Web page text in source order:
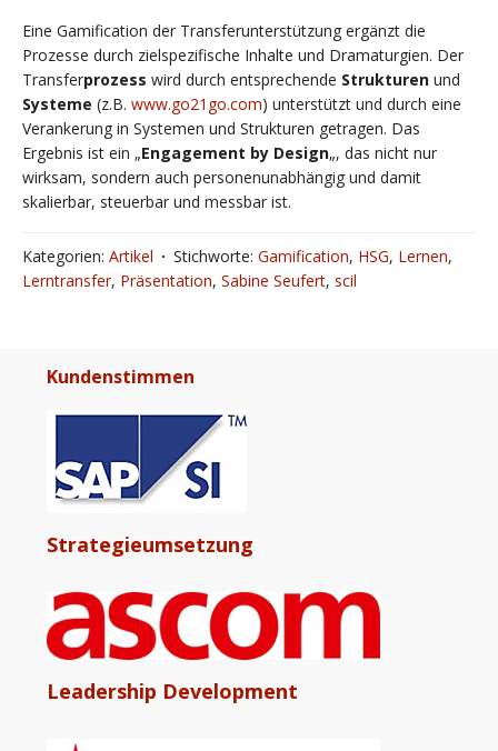
Eine Gamification der Transferunterstützung ergänzt die
Prozesse durch zielspezifische Inhalte und Dramaturgien. Der
Transferprozess wird durch entsprechende Strukturen und
Systeme (z.B. www.go21go.com) unterstützt und durch eine
Verankerung in Systemen und Strukturen getragen. Das
Ergebnis ist ein „Engagement by Design„, das nicht nur
wirksam, sondern auch personenunabhängig und damit
skalierbar, steuerbar und messbar ist.
Kategorien: Artikel Stichworte: Gamification, HSG, Lernen,
Lerntransfer, Präsentation, Sabine Seufert, scil
Kundenstimmen
Strategieumsetzung
Leadership Development